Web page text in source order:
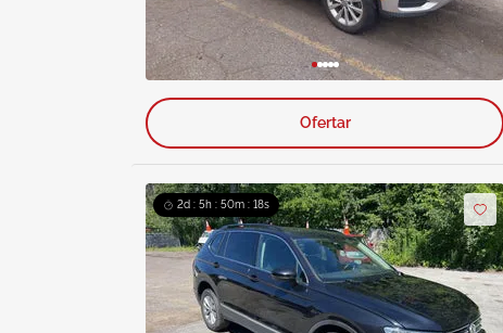
Ofertar
2d : 5h : 50m : 16s